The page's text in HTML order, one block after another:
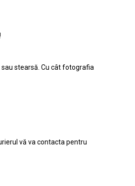
stearsă. Cu cât fotografia
vă va contacta pentru